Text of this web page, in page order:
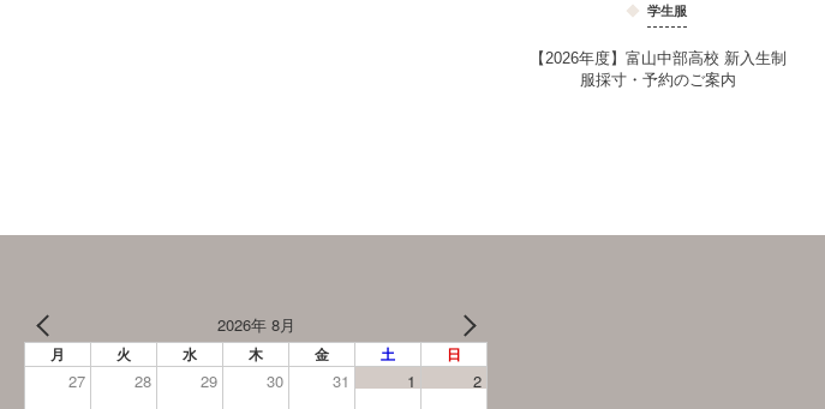
学生服
【2026年度】富山中部高校 新入生制
服採寸・予約のご案内
2026年 8月
月 火 水 木 金 土 日
27 28 29 30 31 1 2